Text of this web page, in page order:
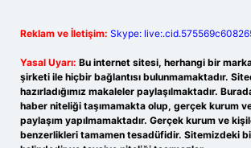
Reklam ve İletişim: Skype:
Yasal Uyarı: Bu internet sitesi, herhangi bir
şirketi ile hiçbir bağlantısı bulunmamaktadır.
hazırladığımız makaleler paylaşılmaktadır.
haber niteliği taşımamakta olup, gerçek kurum
paylaşım yapılmamaktadır. Gerçek kurum ve
benzerlikleri tamamen tesadüfidir. Sitemizdeki